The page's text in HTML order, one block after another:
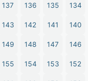
134
135
136
137
140
141
142
143
146
147
148
149
152
153
154
155